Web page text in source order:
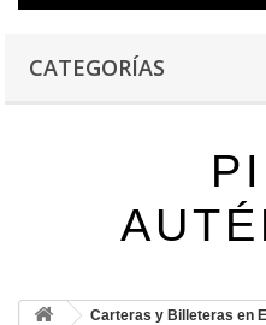
CATEGORÍAS
Carteras y Billeteras en